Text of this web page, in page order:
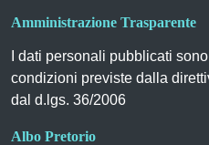
Amministrazione Trasparente
I dati personali pubblicati
condizioni previste dalla
dal d.lgs. 36/2006
Albo Pretorio